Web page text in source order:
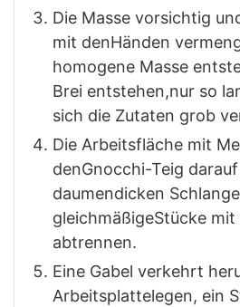
Die Masse vorsichtig
mit denHänden
homogene Masse
Brei entstehen,nur so
sich die Zutaten grob
Die Arbeitsfläche mit
denGnocchi-Teig
daumendicken
gleichmäßigeStücke
abtrennen.
Eine Gabel verkehrt
Arbeitsplattelegen, ein